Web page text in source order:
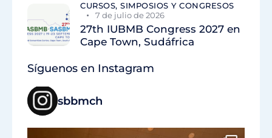
CURSOS, SIMPOSIOS Y CONGRESOS
7 de julio de 2026
27th IUBMB Congress 2027 en
Cape Town, Sudáfrica
Síguenos en Instagram
sbbmch